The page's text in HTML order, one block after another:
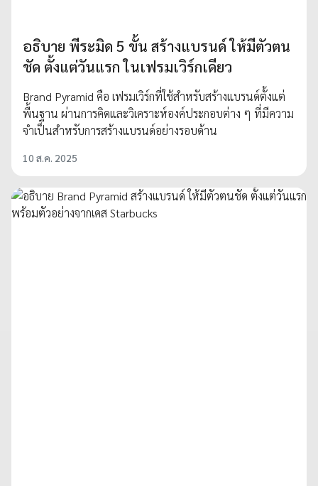
อธิบาย พีระมิด 5 ขั้น สร้างแบรนด์ ให้มีตัวตน
ชัด ตั้งแต่วันแรก ในเฟรมเวิร์กเดียว
Brand Pyramid คือ เฟรมเวิร์กที่ใช้สำหรับสร้างแบรนด์ตั้งแต่
พื้นฐาน ผ่านการคิดและวิเคราะห์องค์ประกอบต่าง ๆ ที่มีความ
จำเป็นสำหรับการสร้างแบรนด์อย่างรอบด้าน
10 ส.ค. 2025